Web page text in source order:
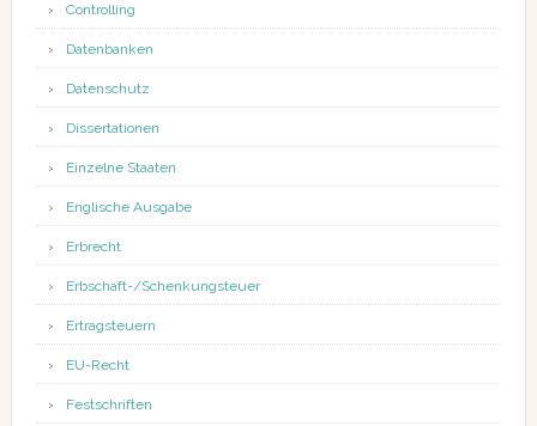
Controlling
Datenbanken
Datenschutz
Dissertationen
Einzelne Staaten
Englische Ausgabe
Erbrecht
Erbschaft-/Schenkungsteuer
Ertragsteuern
EU-Recht
Festschriften